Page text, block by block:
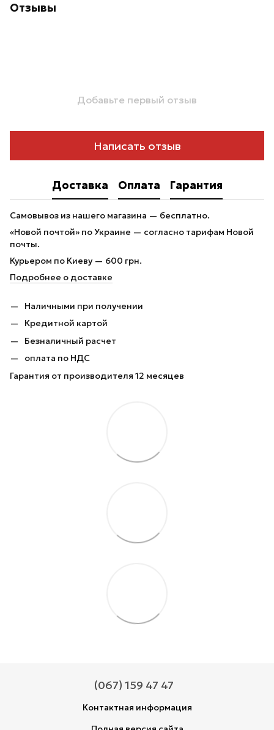
Отзывы
Добавьте первый отзыв
Написать отзыв
Доставка Оплата Гарантия
Самовывоз из нашего магазина — бесплатно.
«Новой почтой» по Украине — согласно тарифам Новой
почты.
Курьером по Киеву — 600 грн.
Подробнее о доставке
Наличными при получении
Кредитной картой
Безналичный расчет
оплата по НДС
Гарантия от производителя 12 месяцев
(067) 159 47 47
Контактная информация